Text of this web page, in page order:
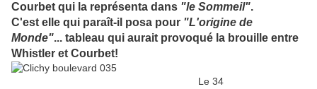
Courbet qui la représenta dans "le Sommeil".
C'est elle qui paraît-il posa pour "L'origine de
Monde"... tableau qui aurait provoqué la brouille entre
Whistler et Courbet!
Le 34